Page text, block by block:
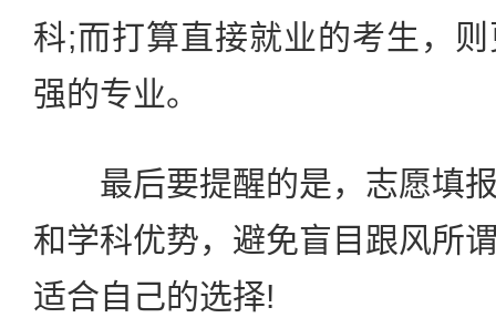
科;而打算直接就业的考生，
强的专业。
最后要提醒的是，志愿填报
和学科优势，避免盲目跟风所
适合自己的选择!